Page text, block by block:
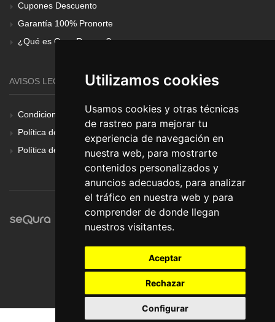
Utilizamos cookies
Usamos cookies y otras técnicas
de rastreo para mejorar tu
experiencia de navegación en
nuestra web, para mostrarte
contenidos personalizados y
anuncios adecuados, para analizar
el tráfico en nuestra web y para
comprender de donde llegan
nuestros visitantes.
Aceptar
Rechazar
Configurar
Cupones Descuento
Garantía 100% Pronorte
¿Qué es Gear Renove?
AVISOS LEGALES
Condiciones Generales
Política de Cookies
Política de Privacidad